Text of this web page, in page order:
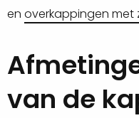
en overkappingen met
van de